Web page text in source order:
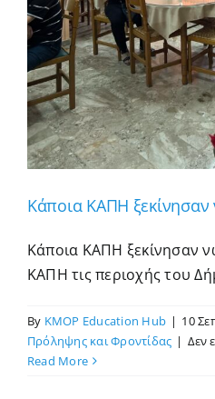
Κάποια ΚΑΠΗ ξεκίνησαν
Κάποια ΚΑΠΗ ξεκίνησαν
ΚΑΠΗ τις περιοχής του
By KMOP Education Hub | 10
Πρόληψης και Φροντίδας | Δεν
Read More